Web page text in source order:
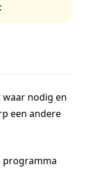
nodig en
een andere
programma